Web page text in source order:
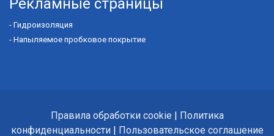
Рекламные страницы
- Гидроизоляция
- Напыляемое пробковое покрытие
Правила обработки cookie | Политика
конфиденциальности| Пользовательское соглашение